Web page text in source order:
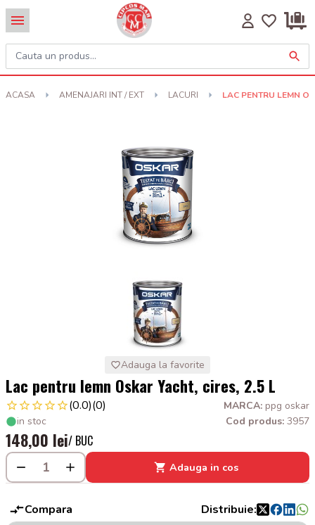
ACASA AMENAJARI INT / EXT LACURI LAC PENTRU LEMN
Adauga la favorite
Lac pentru lemn Oskar Yacht, cires, 2.5 L
(0.0)(0) MARCA: ppg oskar
in stoc
Cod produs: 3957
148,00 lei/ BUC
Adauga in cos
Compara Distribuie: